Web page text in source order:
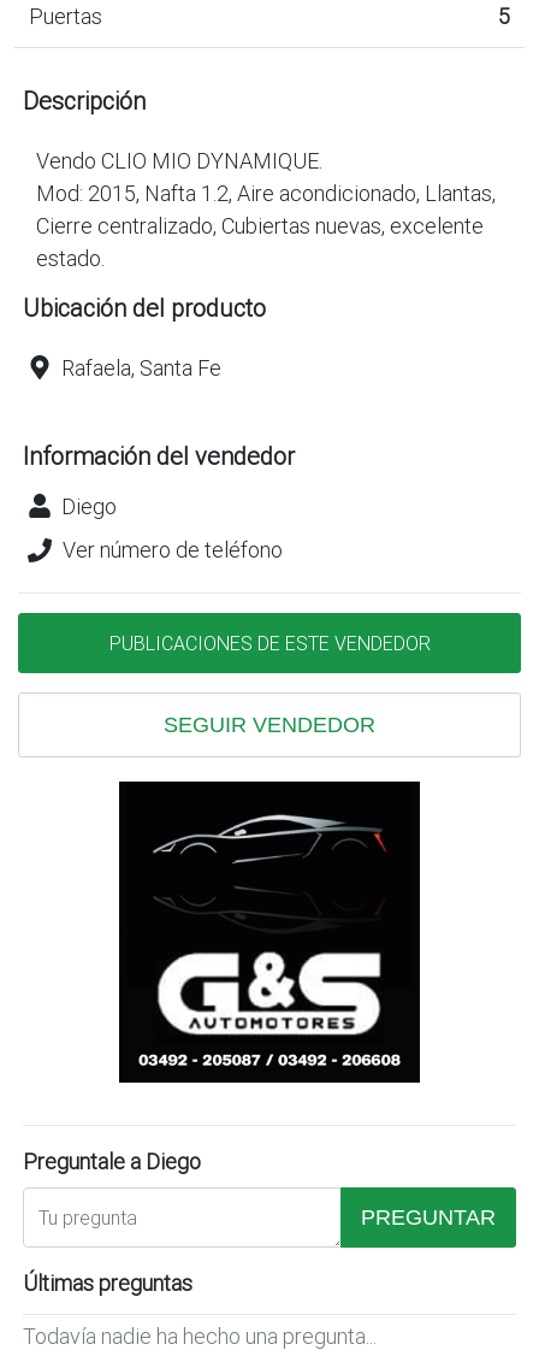
Puertas 5
Descripción
Vendo CLIO MIO DYNAMIQUE.
Mod: 2015, Nafta 1.2, Aire acondicionado, Llantas,
Cierre centralizado, Cubiertas nuevas, excelente
estado.
Ubicación del producto
Rafaela, Santa Fe
Información del vendedor
Diego
Ver número de teléfono
PUBLICACIONES DE ESTE VENDEDOR
SEGUIR VENDEDOR
Preguntale a Diego
PREGUNTAR
Últimas preguntas
Todavía nadie ha hecho una pregunta...